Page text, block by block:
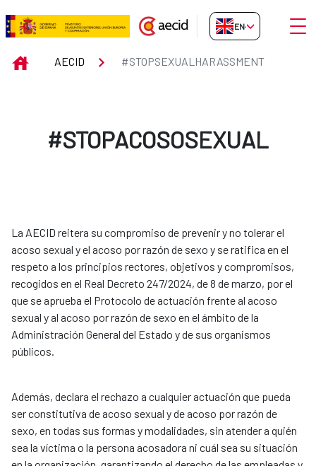
Skip to Main Content
#STOPSEXUALHARASSMENT
EN-GB
INICIOAECID #STOPSEXUALHARASSMENT
#STOPACOSOSEXUAL
La AECID reitera su compromiso de prevenir y no tolerar el
acoso sexual y el acoso por razón de sexo y se ratifica en el
respeto a los principios rectores, objetivos y compromisos,
recogidos en el Real Decreto 247/2024, de 8 de marzo, por el
que se aprueba el Protocolo de actuación frente al acoso
sexual y al acoso por razón de sexo en el ámbito de la
Administración General del Estado y de sus organismos
públicos.
Además, declara el rechazo a cualquier actuación que pueda
ser constitutiva de acoso sexual y de acoso por razón de
sexo, en todas sus formas y modalidades, sin atender a quién
sea la víctima o la persona acosadora ni cuál sea su situación